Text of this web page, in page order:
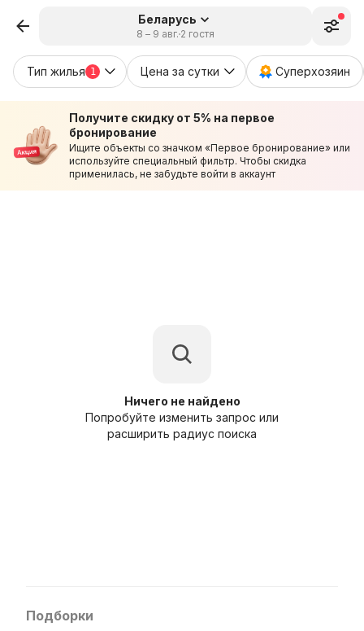
Беларусь
8 – 9 авг. 2 гостя
Тип жилья 1 Цена за сутки Суперхозяин
Получите скидку от 5% на первое
бронирование
Ищите объекты со значком «Первое бронирование» или
используйте специальный фильтр. Чтобы скидка
применилась, не забудьте войти в аккаунт
Ничего не найдено
Попробуйте изменить запрос или
расширить радиус поиска
Подборки